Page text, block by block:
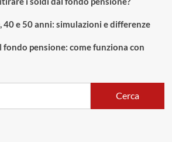
40 e 50 anni: simulazioni e differenze
fondo pensione: come funziona con